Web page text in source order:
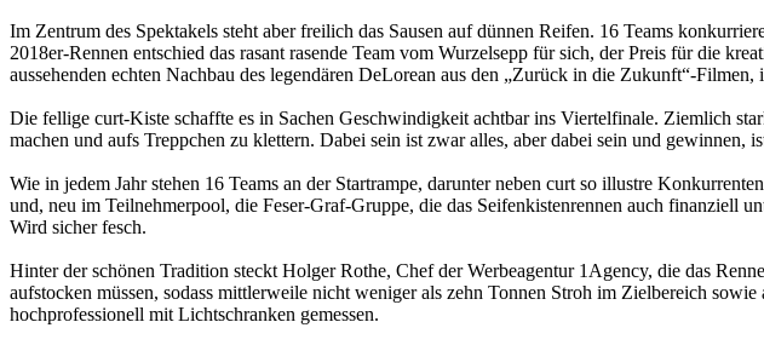
Im Zentrum des Spektakels steht aber freilich das Sausen auf dünnen Reifen. 16 Teams
2018er-Rennen entschied das rasant rasende Team vom Wurzelsepp für sich, der Preis für die
aussehenden echten Nachbau des legendären DeLorean aus den „Zurück in die Zukunft“-
Die fellige curt-Kiste schaffte es in Sachen Geschwindigkeit achtbar ins Viertelfinale. Ziemlich
machen und aufs Treppchen zu klettern. Dabei sein ist zwar alles, aber dabei sein und gewinnen,
Wie in jedem Jahr stehen 16 Teams an der Startrampe, darunter neben curt so illustre
und, neu im Teilnehmerpool, die Feser-Graf-Gruppe, die das Seifenkistenrennen auch finanziell
Wird sicher fesch.
Hinter der schönen Tradition steckt Holger Rothe, Chef der Werbeagentur 1Agency, die das
aufstocken müssen, sodass mittlerweile nicht weniger als zehn Tonnen Stroh im Zielbereich
hochprofessionell mit Lichtschranken gemessen.